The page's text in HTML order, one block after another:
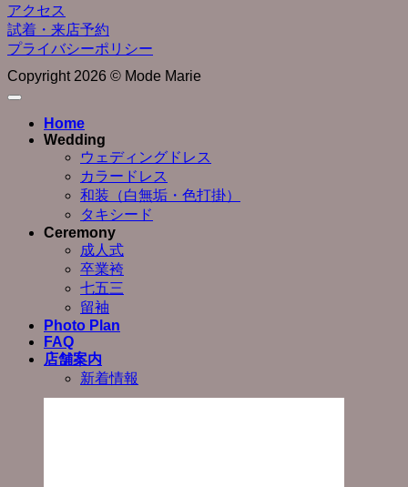
アクセス
試着・来店予約
プライバシーポリシー
Copyright 2026 © Mode Marie
Home
Wedding
ウェディングドレス
カラードレス
和装（白無垢・色打掛）
タキシード
Ceremony
成人式
卒業袴
七五三
留袖
Photo Plan
FAQ
店舗案内
新着情報